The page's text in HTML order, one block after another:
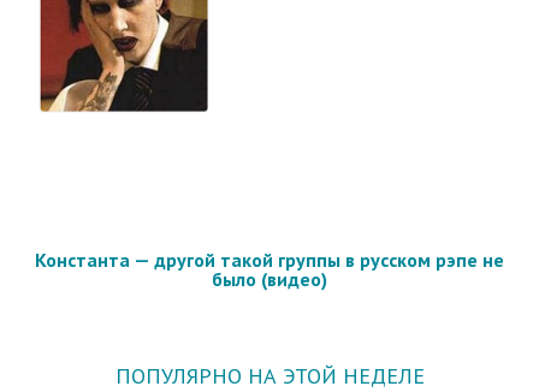
Константа — другой такой группы в русском рэпе не
было (видео)
ПОПУЛЯРНО НА ЭТОЙ НЕДЕЛЕ